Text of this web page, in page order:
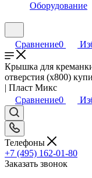
Оборудование
Сравнение0
Крышка для
отверстия (х800)
| Пласт Микс
Сравнение0
Телефоны
+7 (495) 162-01-80
Заказать звонок